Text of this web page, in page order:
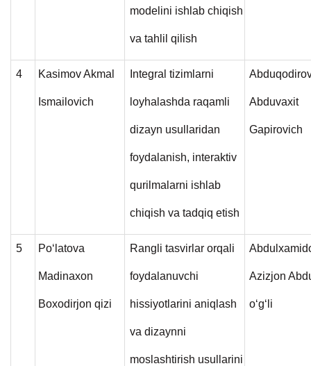
modelini ishlab chiqish
va tahlil qilish
4 Kasimov Akmal
Ismailovich
Integral tizimlarni
loyhalashda raqamli
dizayn usullaridan
foydalanish, interaktiv
qurilmalarni ishlab
chiqish va tadqiq etish
Abduvaxit
Gapirovich
5 Po‘latova
Madinaxon
Boxodirjon qizi
Rangli tasvirlar orqali
foydalanuvchi
hissiyotlarini aniqlash
va dizaynni
moslashtirish usullarini
Azizjon
o‘g‘li